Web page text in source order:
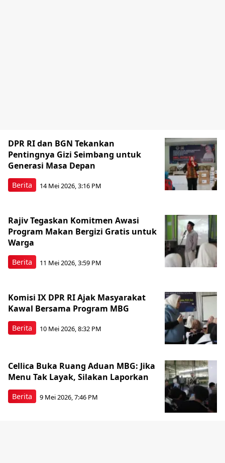
Berita
DPR RI dan BGN Tekankan
Pentingnya Gizi Seimbang untuk
Generasi Masa Depan
14 Mei 2026, 3:16 PM
Berita
Rajiv Tegaskan Komitmen Awasi
Program Makan Bergizi Gratis untuk
Warga
11 Mei 2026, 3:59 PM
Berita
Komisi IX DPR RI Ajak Masyarakat
Kawal Bersama Program MBG
10 Mei 2026, 8:32 PM
Berita
Cellica Buka Ruang Aduan MBG: Jika
Menu Tak Layak, Silakan Laporkan
9 Mei 2026, 7:46 PM